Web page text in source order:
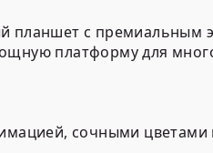
планшет с премиальным
платформу для
сочными